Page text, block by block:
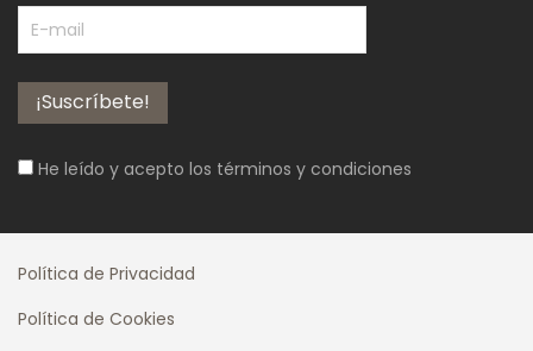
He leído y acepto los términos y condiciones
Política de Privacidad
Política de Cookies